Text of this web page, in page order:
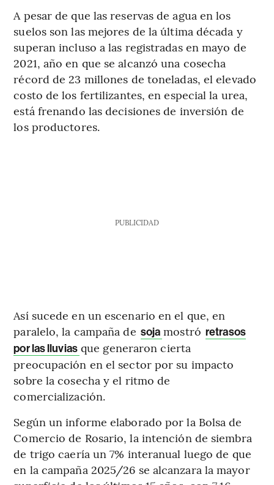
A pesar de que las reservas de agua en los
suelos son las mejores de la última década y
superan incluso a las registradas en mayo de
2021, año en que se alcanzó una cosecha
récord de 23 millones de toneladas, el elevado
costo de los fertilizantes, en especial la urea,
está frenando las decisiones de inversión de
los productores.
PUBLICIDAD
Así sucede en un escenario en el que, en
paralelo, la campaña de soja mostró retrasos
por las lluvias que generaron cierta
preocupación en el sector por su impacto
sobre la cosecha y el ritmo de
comercialización.
Según un informe elaborado por la Bolsa de
Comercio de Rosario, la intención de siembra
de trigo caería un 7% interanual luego de que
en la campaña 2025/26 se alcanzara la mayor